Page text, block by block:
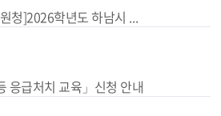
[경기도광주하남교육지원청]2026학년도 하남시 신설예정교 학교명 공개모집 시행[(가칭)미사5중]
응급처치 교육」신청 안내